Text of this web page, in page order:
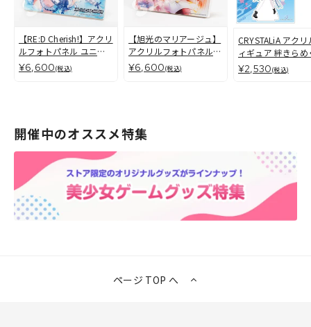
【RE:D Cherish!】アクリ
ルフォトパネル ユニ
カ・ラスペランツァ2
¥6,600(税込)
【旭光のマリアージュ】
アクリルフォトパネル
メル
¥6,600(税込)
CRYSTALiA アクリ
ィギュア 絆きらめ
いろは、椿恋歌（
種）
¥2,530(税込)
開催中のオススメ特集
ページ TOP へ